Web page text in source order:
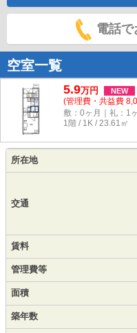
電話
空室一覧
5.9万円 NEW
(管理費・共益費
敷：0ヶ月｜礼：1
1階 / 1K / 23.61㎡
所在地
交通
賃料
管理費等
面積
築年数